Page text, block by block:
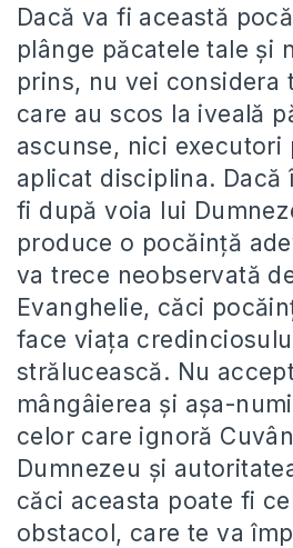
Dacă va fi această
plânge păcatele tale și
prins, nu vei considera
care au scos la iveală
ascunse, nici executori
aplicat disciplina. Dacă
fi după voia lui
produce o pocăință
va trece neobservată
Evanghelie, căci
face viața
strălucească. Nu
mângâierea și așa-
celor care ignoră
Dumnezeu și
căci aceasta poate fi
obstacol, care te va